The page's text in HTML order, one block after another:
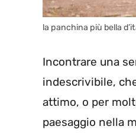
la panchina più bella
Incontrare una
indescrivibile,
attimo, o per
paesaggio nella